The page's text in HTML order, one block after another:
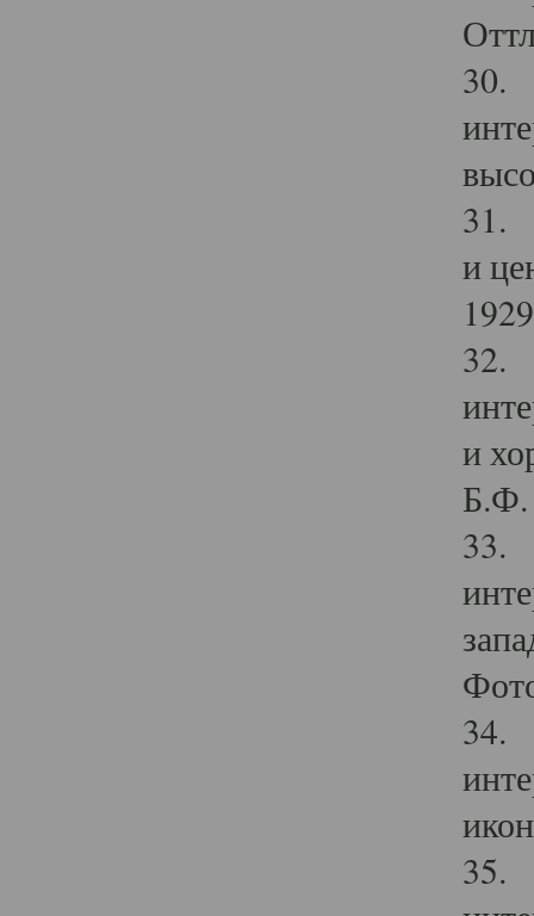
30.
31.
и
32.
и
Б.Ф.
33.
34.
35.